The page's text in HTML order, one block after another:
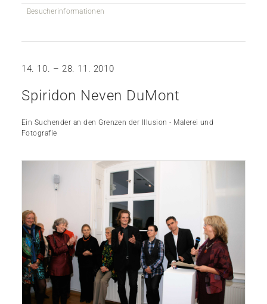
Besucherinformationen
14. 10. – 28. 11. 2010
Spiridon Neven DuMont
Ein Suchender an den Grenzen der Illusion - Malerei und
Fotografie